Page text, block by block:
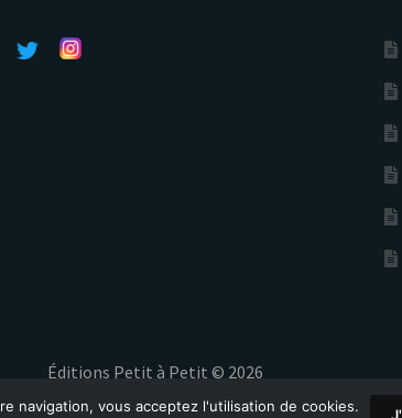
Éditions Petit à Petit © 2026
navigation, vous acceptez l'utilisation de cookies.